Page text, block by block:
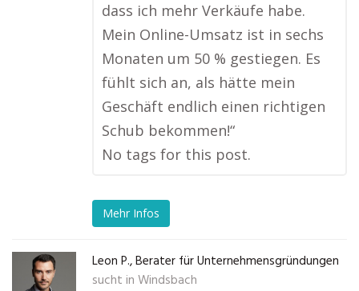
dass ich mehr Verkäufe habe.
Mein Online-Umsatz ist in sechs
Monaten um 50 % gestiegen. Es
fühlt sich an, als hätte mein
Geschäft endlich einen richtigen
Schub bekommen!“
No tags for this post.
Mehr Infos
Leon P., Berater für Unternehmensgründungen
sucht in Windsbach